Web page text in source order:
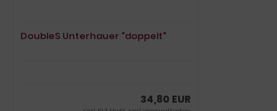
DoubleS Unterhauer "doppelt"
34,80 EUR